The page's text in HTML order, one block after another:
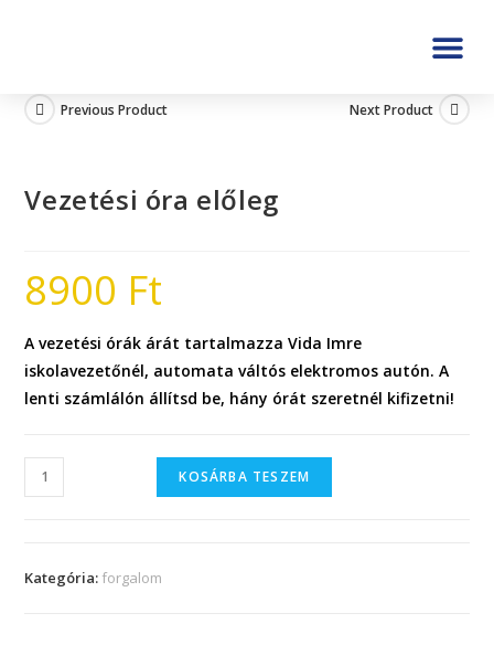
Previous Product Next Product
Vezetési óra előleg
8900 Ft
A vezetési órák árát tartalmazza Vida Imre
iskolavezetőnél, automata váltós elektromos autón. A
lenti számlálón állítsd be, hány órát szeretnél kifizetni!
KOSÁRBA TESZEM
Kategória: forgalom